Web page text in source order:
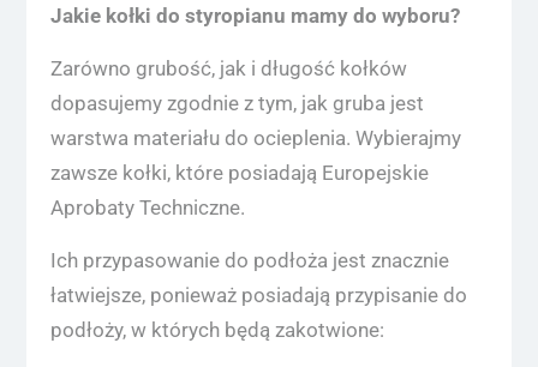
Jakie kołki do styropianu mamy do wyboru?
Zarówno grubość, jak i długość kołków
dopasujemy zgodnie z tym, jak gruba jest
warstwa materiału do ocieplenia. Wybierajmy
zawsze kołki, które posiadają Europejskie
Aprobaty Techniczne.
Ich przypasowanie do podłoża jest znacznie
łatwiejsze, ponieważ posiadają przypisanie do
podłoży, w których będą zakotwione: